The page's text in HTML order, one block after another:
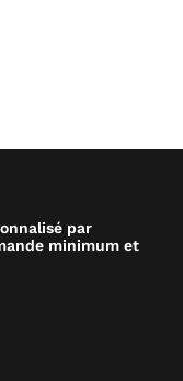
par
minimum et